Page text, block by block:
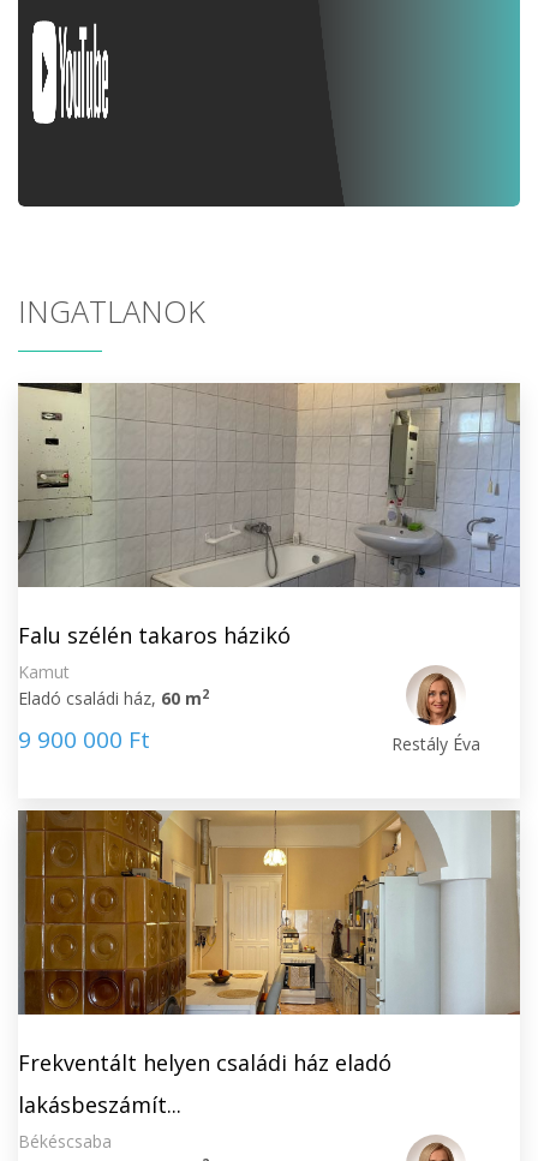
INGATLANOK
Falu szélén takaros házikó
Kamut
Eladó családi ház, 60 m2
9 900 000 Ft Restály Éva
Frekventált helyen családi ház eladó
lakásbeszámít...
Békéscsaba